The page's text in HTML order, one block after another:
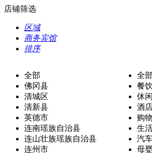
店铺筛选
区域
商务宾馆
排序
全部
佛冈县
清城区
清新县
英德市
连南瑶族自治县
连山壮族瑶族自治县
连州市
全部
餐
休
酒
购
生
汽
母